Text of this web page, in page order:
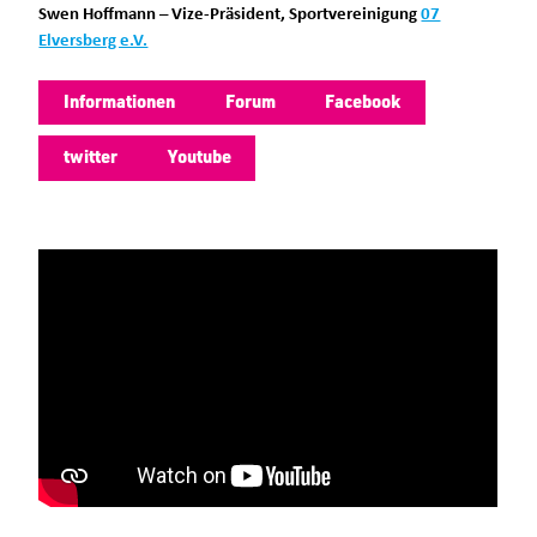
Swen Hoffmann – Vize-Präsident, Sportvereinigung07
Elversberg e.V.
Informationen Forum Facebook
twitter Youtube